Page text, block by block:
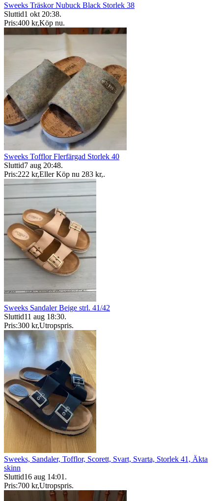
Sweeks Träskor Nubuck Black Storlek 38
Sluttid1 okt 20:38.
Pris:400 kr,Köp nu.
Sweeks Tofflor Flerfärgad Storlek 40
Sluttid7 aug 20:48.
Pris:222 kr,Eller Köp nu 283 kr,.
Sweeks Sandaler Beige strl. 41/42
Sluttid11 aug 18:30.
Pris:300 kr,Utropspris.
Sweeks, Sandaler, Tofflor, Scorett, Svart, Svarta, Storlek 41, Äkta
skinn
Sluttid16 aug 14:01 .
Pris:700 kr,Utropspris.